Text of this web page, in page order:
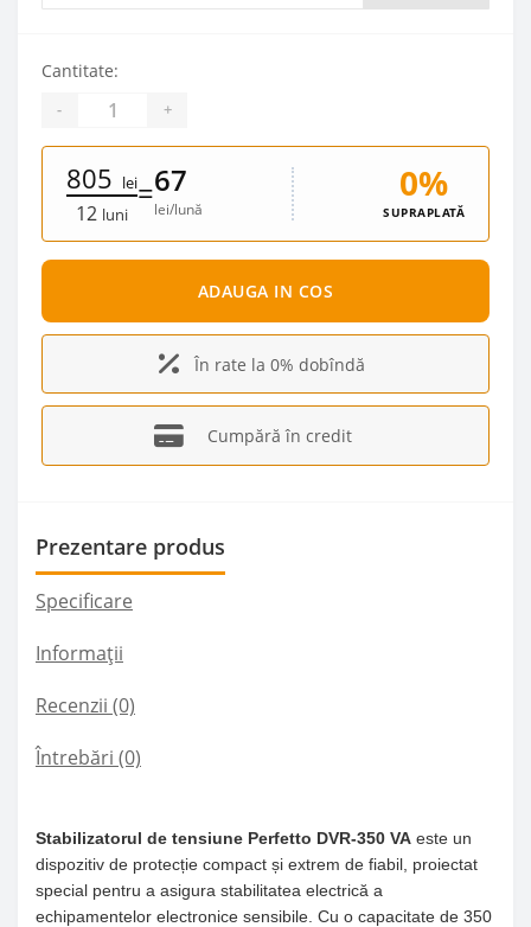
Cantitate:
- +
805 lei
12 luni
=67
lei/lună
0%
SUPRAPLATĂ
ADAUGA IN COS
În rate la 0% dobîndă
Cumpără în credit
Prezentare produs
Specificare
Informații
Recenzii (0)
Întrebări (0)
Stabilizatorul de tensiune Perfetto DVR-350 VA este un
dispozitiv de protecție compact și extrem de fiabil, proiectat
special pentru a asigura stabilitatea electrică a
echipamentelor electronice sensibile. Cu o capacitate de 350